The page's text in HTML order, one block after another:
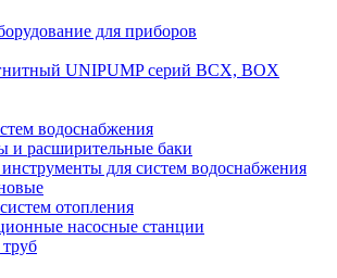
для приборов
UNIPUMP серий BCX, BOX
водоснабжения
и расширительные баки
для систем водоснабжения
отопления
насосные станции